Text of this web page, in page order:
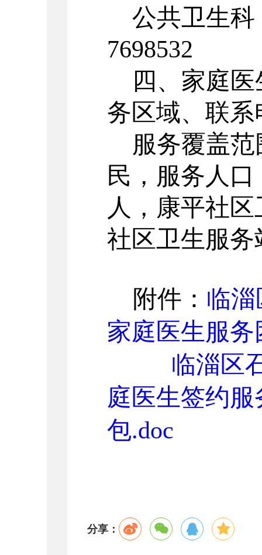
公共卫生科
7698532
四、 家庭
务区域、联系
服务覆盖
民，服务人口
人，康平社
社区卫生服务
附件： 临
家庭医生服
临淄区
庭医生签约
包.doc
分享：